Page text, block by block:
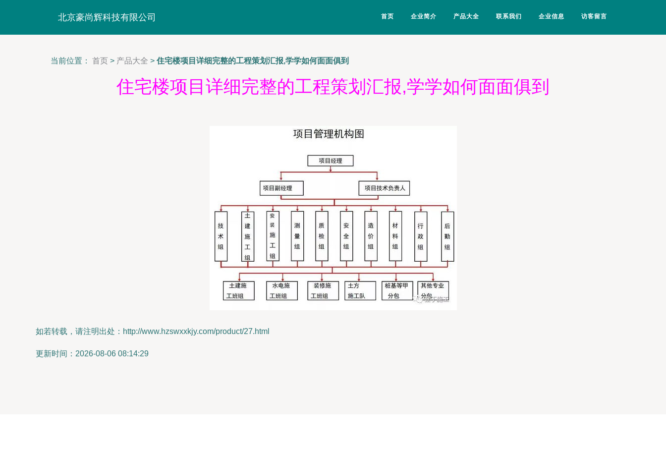
北京豪尚辉科技有限公司 首页 企业简介 产品大全 联系我们 企业信息 访客留言
当前位置： 首页 > 产品大全 > 住宅楼项目详细完整的工程策划汇报,学学如何面面俱到
住宅楼项目详细完整的工程策划汇报,学学如何面面俱到
如若转载，请注明出处：http://www.hzswxxkjy.com/product/27.html
更新时间：2026-08-06 08:14:29